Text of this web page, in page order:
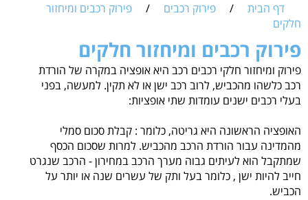
דף הבית / פירוק רכבים /
פירוק רכבים ומיחזור
חלקים
פירוק רכבים ומיחזור חלקים
פירוק ומיחזור חלקי רכבים רכב היא אופציה במקרה של הורדת
רכב כלשהו מהכביש, לרוב רכב ישן או לא תקין. למעשה, בפני
בעלי רכבים ישנים עומדות שתי אופציות:
האופציה הראשונה היא גריטה, כלומר : קבלת סכום סמלי
מהמדינה עבור הורדת הרכב מהכביש. למרות שסכום הכסף
שמתקבל הוא לעיתים גבוה מערך הרכב במחירון - הרכב שנגרט
חייב להיות ישן , כלומר בעל ותק של עשרים שנה או יותר על
הכביש.